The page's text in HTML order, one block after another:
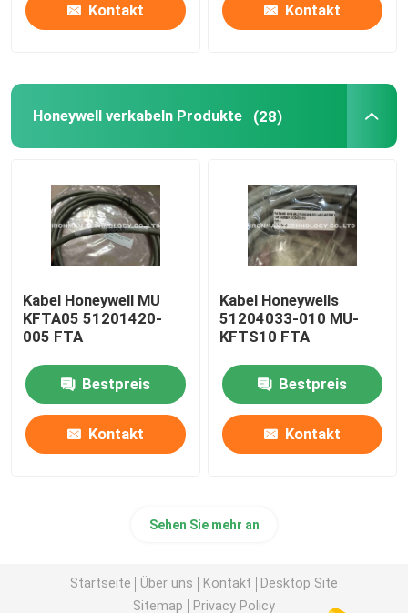
Kontakt Kontakt
Honeywell verkabeln Produkte (28)
Kabel Honeywell MU
KFTA05 51201420-
005 FTA
Bestpreis
Kontakt
Kabel Honeywells
51204033-010 MU-
KFTS10 FTA
Bestpreis
Kontakt
Sehen Sie mehr an
Startseite Über uns Kontakt
Desktop Site
Sitemap
Privacy Policy